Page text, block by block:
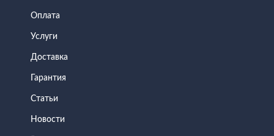
Оплата
Услуги
Доставка
Гарантия
Статьи
Новости